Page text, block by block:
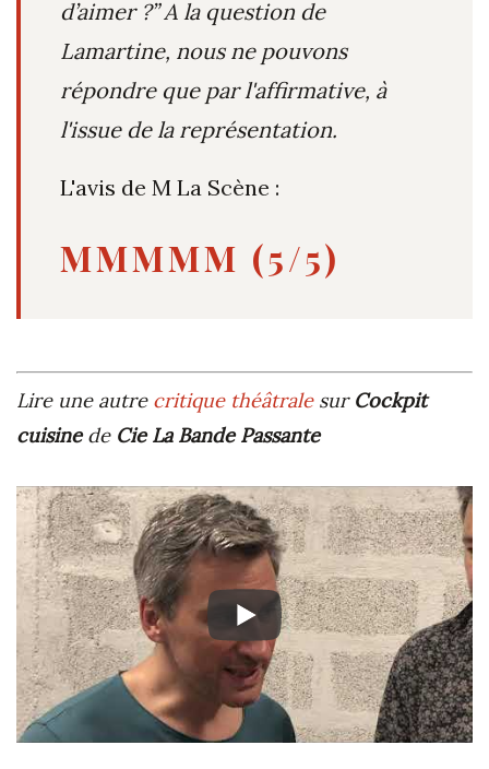
d’aimer ?” A la question de
Lamartine, nous ne pouvons
répondre que par l'affirmative, à
l'issue de la représentation.
L'avis de M La Scène :
MMMMM (5/5)
Lire une autre critique théâtralesur Cockpit
cuisinede Cie La Bande Passante